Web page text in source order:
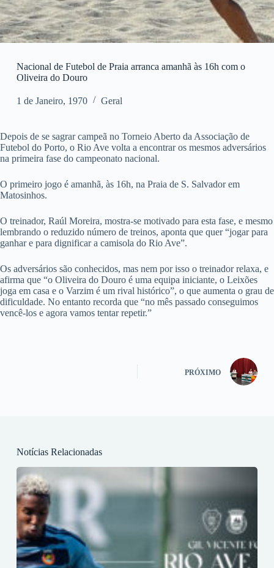
Nacional de Futebol de Praia arranca amanhã às 16h com o
Oliveira do Douro
1 de Janeiro, 1970 Geral
Depois de se sagrar campeã no Torneio Aberto da Associação de
Futebol do Porto, o Rio Ave volta a encontrar os mesmos adversários
na primeira fase do campeonato nacional.
O primeiro jogo é amanhã, às 16h, na Praia de S. Salvador em
Matosinhos.
O treinador, Raúl Moreira, mostra-se motivado para esta fase, e mesmo
lembrando o reduzido número de treinos, aponta que quer “jogar para
ganhar e para dignificar a camisola do Rio Ave”.
Os adversários são conhecidos, mas nem por isso o treinador relaxa, e
afirma que “o Oliveira do Douro é uma equipa iniciante, o Leixões
joga em casa e o Varzim é um rival histórico”, o que aumenta o grau de
dificuldade. No entanto recorda que “no mês passado conseguimos
vencê-los e agora vamos tentar repetir.”
PRÓXIMO
Notícias Relacionadas